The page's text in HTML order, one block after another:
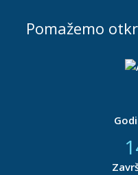
Pomažemo